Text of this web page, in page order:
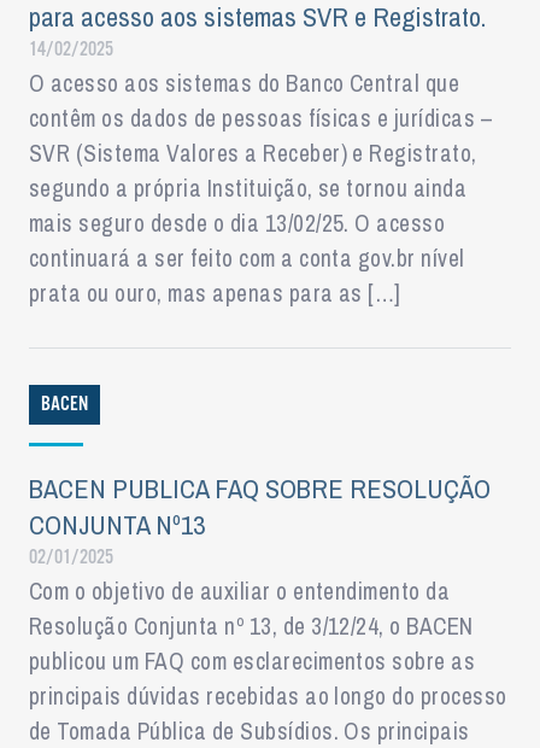
para acesso aos sistemas SVR e Registrato.
14/02/2025
O acesso aos sistemas do Banco Central que
contêm os dados de pessoas físicas e jurídicas –
SVR (Sistema Valores a Receber) e Registrato,
segundo a própria Instituição, se tornou ainda
mais seguro desde o dia 13/02/25. O acesso
continuará a ser feito com a conta gov.br nível
prata ou ouro, mas apenas para as […]
BACEN
BACEN PUBLICA FAQ SOBRE RESOLUÇÃO
CONJUNTA Nº13
02/01/2025
Com o objetivo de auxiliar o entendimento da
Resolução Conjunta nº 13, de 3/12/24, o BACEN
publicou um FAQ com esclarecimentos sobre as
principais dúvidas recebidas ao longo do processo
de Tomada Pública de Subsídios. Os principais